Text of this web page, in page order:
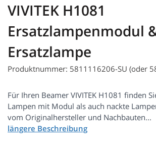
VIVITEK H1081
Ersatzlampenmodul
Ersatzlampe
Produktnummer: 5811116206-SU (oder
Für Ihren Beamer VIVITEK H1081 finden
Lampen mit Modul als auch nackte
vom Originalhersteller und Nachbauten...